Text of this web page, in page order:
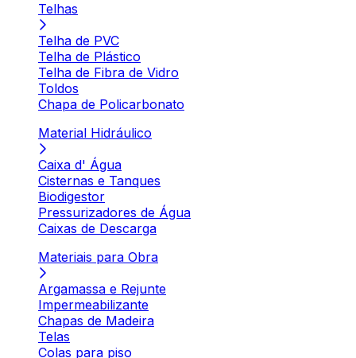
Telhas
Telha de PVC
Telha de Plástico
Telha de Fibra de Vidro
Toldos
Chapa de Policarbonato
Material Hidráulico
Caixa d' Água
Cisternas e Tanques
Biodigestor
Pressurizadores de Água
Caixas de Descarga
Materiais para Obra
Argamassa e Rejunte
Impermeabilizante
Chapas de Madeira
Telas
Colas para piso